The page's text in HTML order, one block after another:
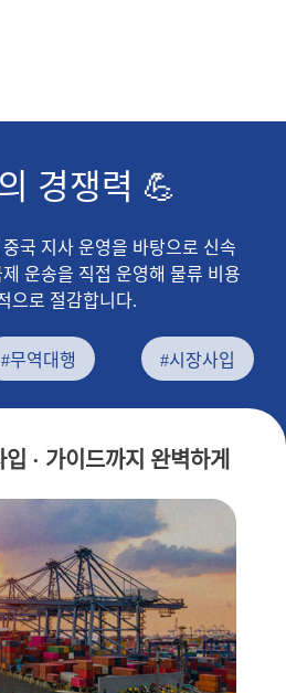
경쟁력 💪
국 지사 운영을 바탕으로 신속
운송을 직접 운영해 물류 비용
으로 절감합니다.
#무역대행 #시장사입
· 가이드까지 완벽하게